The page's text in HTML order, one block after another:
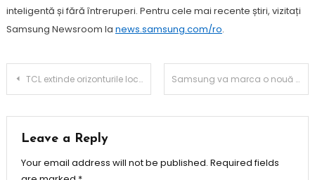
inteligentă și fără întreruperi. Pentru cele mai recente știri, vizitați
Samsung Newsroom la news.samsung.com/ro.
Post
TCL extinde orizonturile locuințelor inteligente cu soluții pentru aer condiționat, refrigerare și spălare Samsung va marca o nouă eră a inovației la CES 2026
Leave a Reply
Your email address will not be published. Required fields